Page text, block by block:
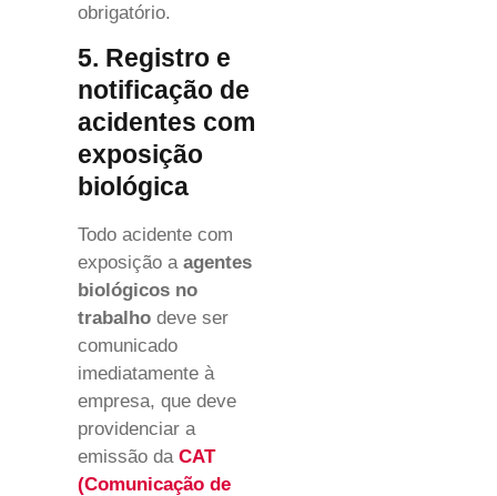
obrigatório.
5. Registro e
notificação de
acidentes com
exposição
biológica
Todo acidente com
exposição a agentes
biológicos no
trabalho deve ser
comunicado
imediatamente à
empresa, que deve
providenciar a
emissão da CAT
(Comunicação de